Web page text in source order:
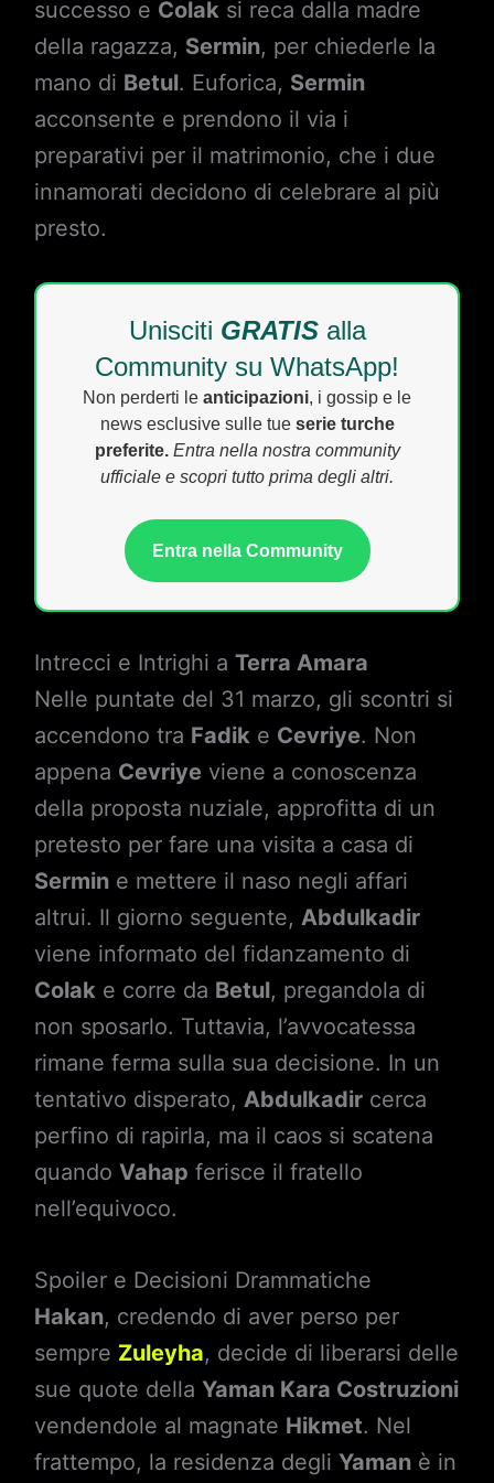
successo e Colaksi reca dalla madre
della ragazza, Sermin, per chiederle la
mano di Betul. Euforica, Sermin
acconsente e prendono il via i
preparativi per il matrimonio, che i due
innamorati decidono di celebrare al più
presto.
Unisciti GRATISalla
Community su WhatsApp!
Non perderti le anticipazioni, i gossip e le
news esclusive sulle tue serie turche
preferite. Entra nella nostra community
ufficiale e scopri tutto prima degli altri.
Entra nella Community
Intrecci e Intrighi a Terra Amara
Nelle puntate del 31 marzo, gli scontri si
accendono tra Fadike Cevriye. Non
appena Cevriye viene a conoscenza
della proposta nuziale, approfitta di un
pretesto per fare una visita a casa di
Sermine mettere il naso negli affari
altrui. Il giorno seguente, Abdulkadir
viene informato del fidanzamento di
Colake corre da Betul, pregandola di
non sposarlo. Tuttavia, l’avvocatessa
rimane ferma sulla sua decisione. In un
tentativo disperato, Abdulkadircerca
perfino di rapirla, ma il caos si scatena
quando Vahap ferisce il fratello
nell’equivoco.
Spoiler e Decisioni Drammatiche
Hakan, credendo di aver perso per
sempre Zuleyha, decide di liberarsi delle
sue quote della Yaman Kara Costruzioni
vendendole al magnate Hikmet. Nel
frattempo, la residenza degli Yamanè in